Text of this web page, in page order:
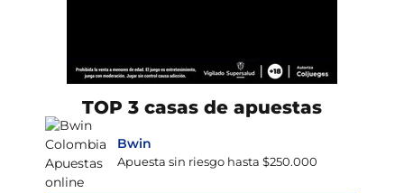
TOP 3 casas de apuestas
Bwin
Apuesta sin riesgo hasta $250.000